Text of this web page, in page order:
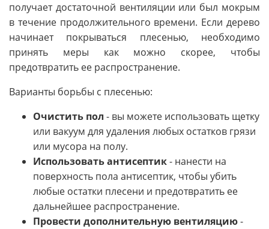
получает достаточной вентиляции или был мокрым
в течение продолжительного времени. Если дерево
начинает покрываться плесенью, необходимо
принять меры как можно скорее, чтобы
предотвратить ее распространение.
Варианты борьбы с плесенью:
Очистить пол - вы можете использовать щетку
или вакуум для удаления любых остатков грязи
или мусора на полу.
Использовать антисептик- нанести на
поверхность пола антисептик, чтобы убить
любые остатки плесени и предотвратить ее
дальнейшее распространение.
Провести дополнительную вентиляцию-